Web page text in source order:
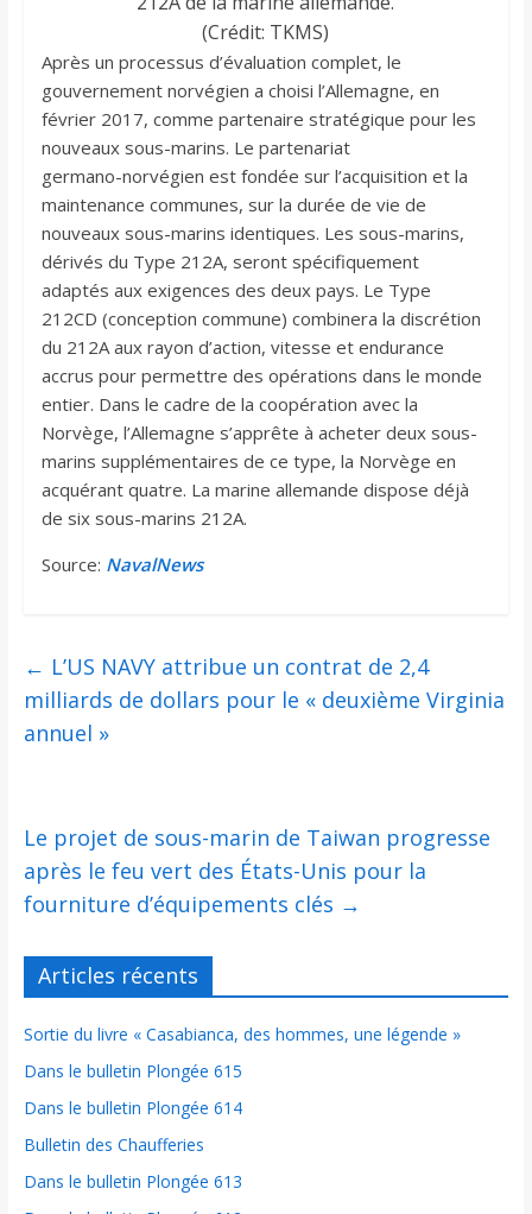
(Crédit: TKMS)
Après un processus d’évaluation complet, le
gouvernement norvégien a choisi l’Allemagne, en
février 2017, comme partenaire stratégique pour les
nouveaux sous-marins. Le partenariat
germano-norvégien est fondée sur l’acquisition et la
maintenance communes, sur la durée de vie de
nouveaux sous-marins identiques. Les sous-marins,
dérivés du Type 212A, seront spécifiquement
adaptés aux exigences des deux pays. Le Type
212CD (conception commune) combinera la discrétion
du 212A aux rayon d’action, vitesse et endurance
accrus pour permettre des opérations dans le monde
entier. Dans le cadre de la coopération avec la
Norvège, l’Allemagne s’apprête à acheter deux sous-
marins supplémentaires de ce type, la Norvège en
acquérant quatre. La marine allemande dispose déjà
de six sous-marins 212A.
Source: NavalNews
← L’US NAVY attribue un contrat de 2,4
milliards de dollars pour le « deuxième Virginia
annuel »
Le projet de sous-marin de Taiwan progresse
après le feu vert des États-Unis pour la
fourniture d’équipements clés →
Articles récents
Sortie du livre « Casabianca, des hommes, une légende »
Dans le bulletin Plongée 615
Dans le bulletin Plongée 614
Bulletin des Chaufferies
Dans le bulletin Plongée 613